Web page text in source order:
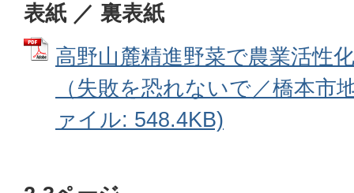
表紙 ／ 裏表紙
高野山麓精進野菜で農業活性
（失敗を恐れないで／橋本市
ァイル: 548.4KB)